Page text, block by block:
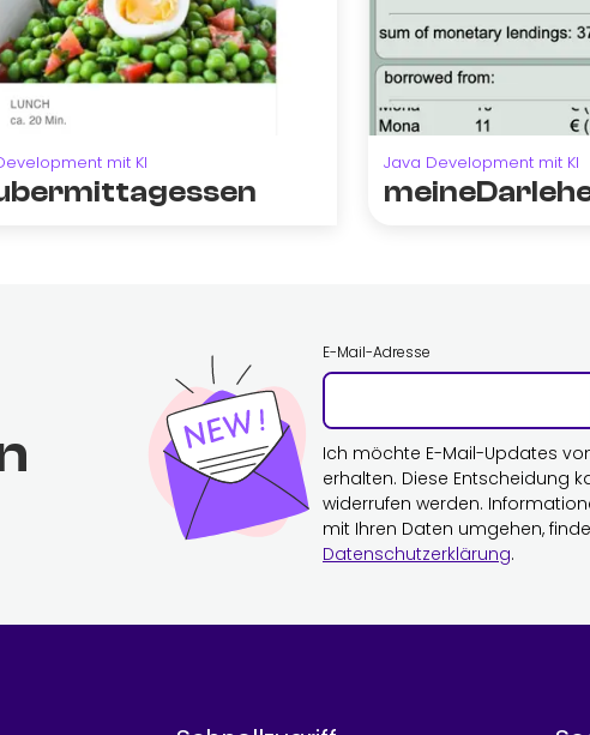
mit KI Java Development mit KI
E-Mail-Adresse
Ich möchte E-Mail-Updates
erhalten. Diese Entscheidung
widerrufen werden.
mit Ihren Daten umgehen,
Datenschutzerklärung.